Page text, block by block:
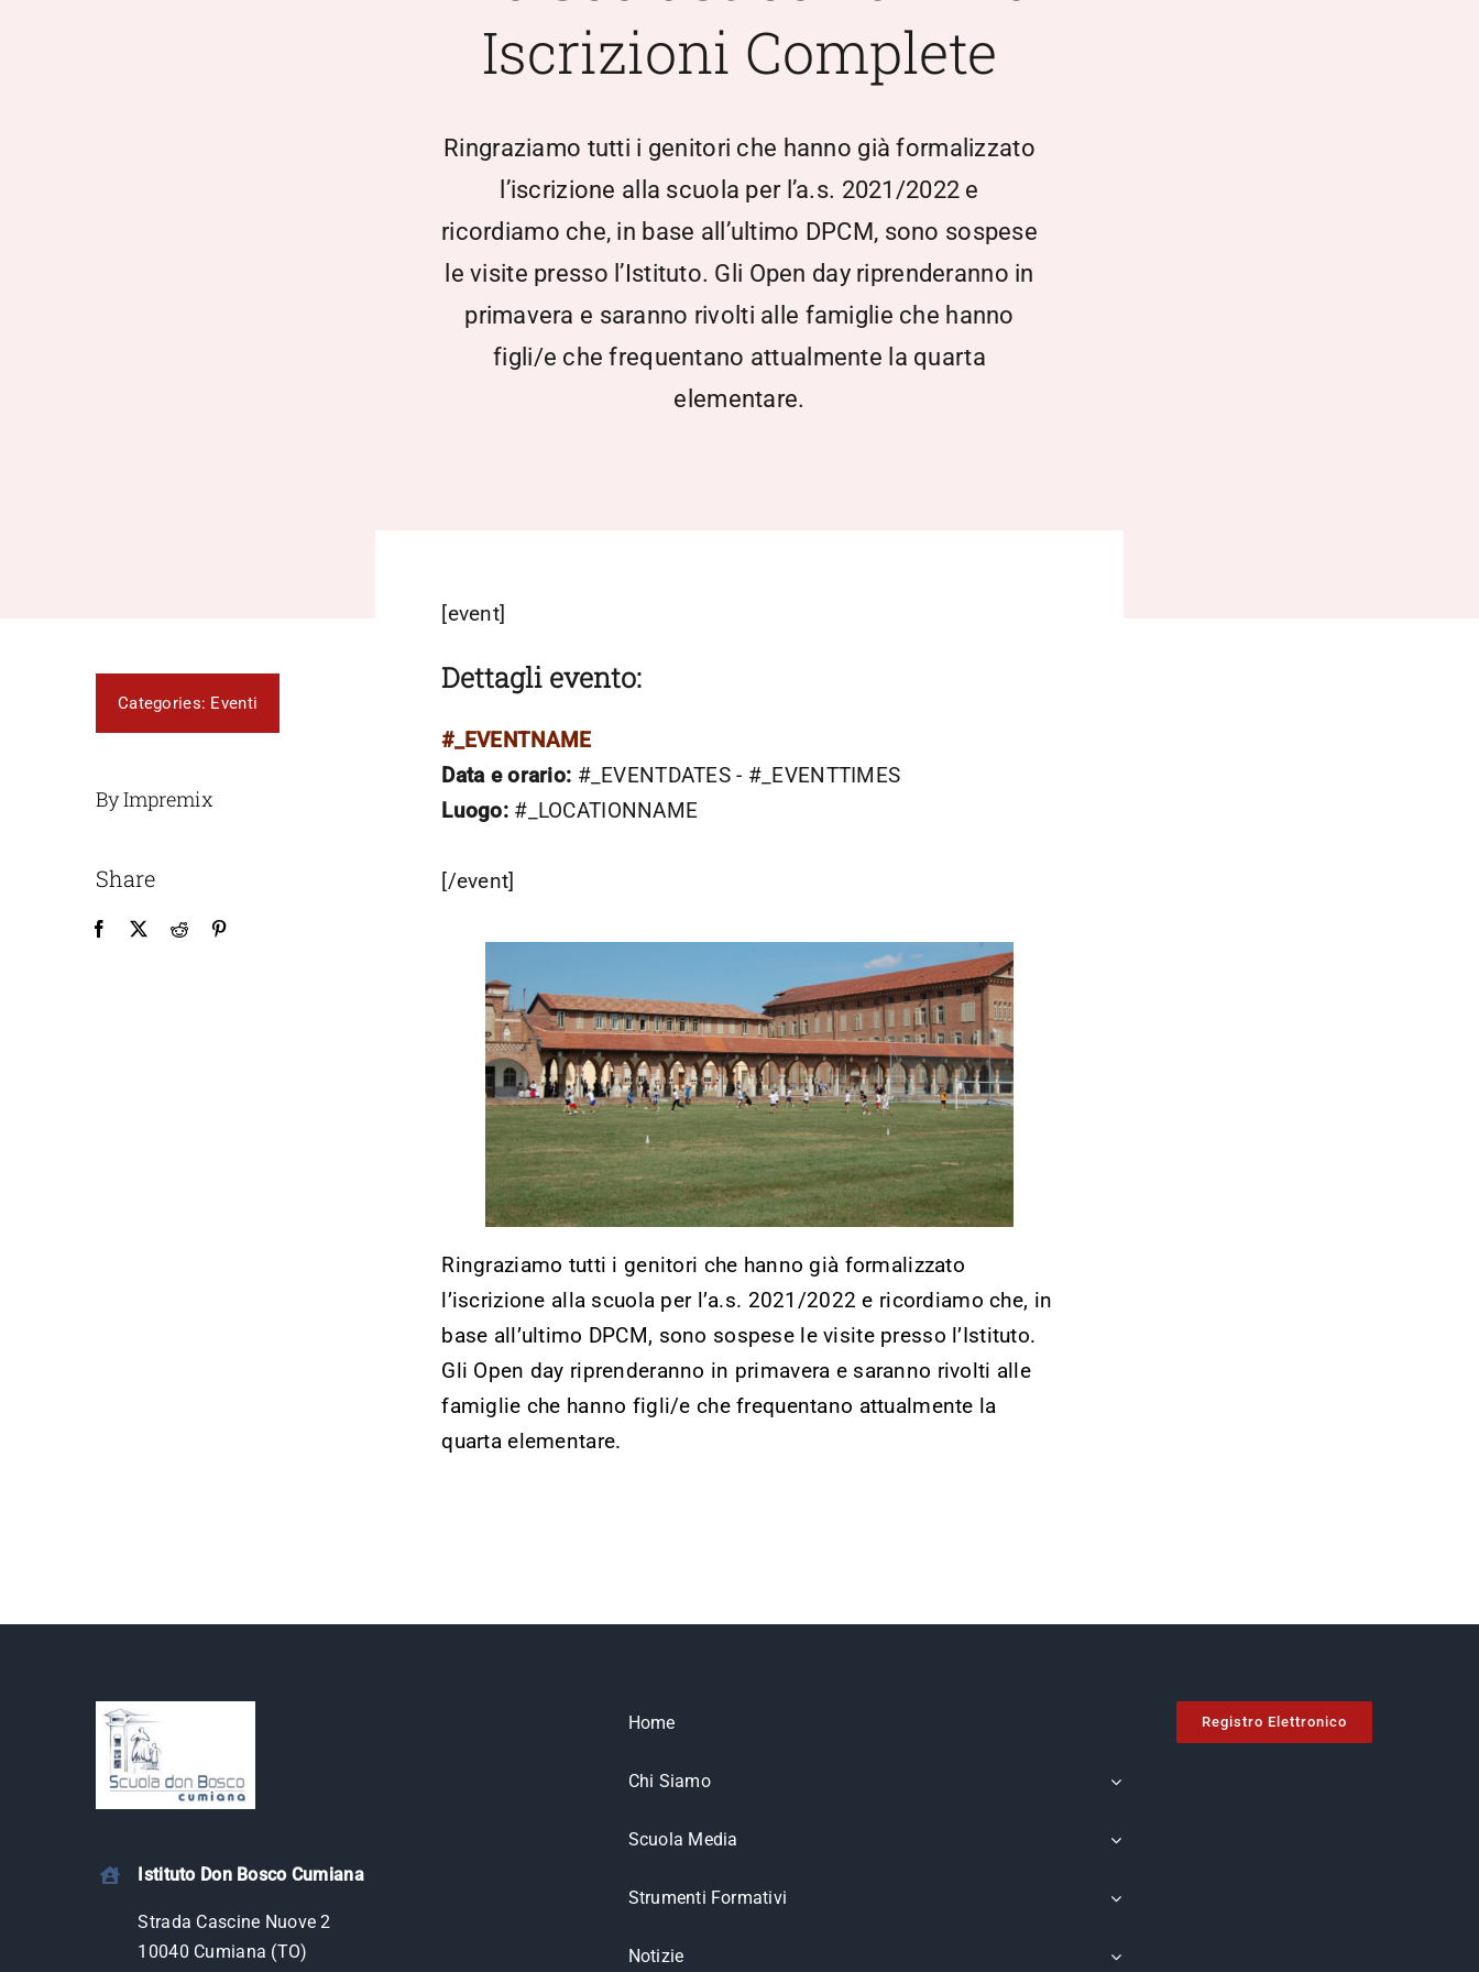
Iscrizioni Complete
Ringraziamo tutti i genitori che hanno già formalizzato
l’iscrizione alla scuola per l’a.s. 2021/2022 e
ricordiamo che, in base all’ultimo DPCM, sono sospese
le visite presso l’Istituto. Gli Open day riprenderanno in
primavera e saranno rivolti alle famiglie che hanno
figli/e che frequentano attualmente la quarta
elementare.
Categories: Eventi
By Impremix
Share
[event]
Dettagli evento:
#_EVENTNAME
Data e orario: #_EVENTDATES - #_EVENTTIMES
Luogo:#_LOCATIONNAME
[/event]
Ringraziamo tutti i genitori che hanno già formalizzato
l’iscrizione alla scuola per l’a.s. 2021/2022 e ricordiamo che, in
base all’ultimo DPCM, sono sospese le visite presso l’Istituto.
Gli Open day riprenderanno in primavera e saranno rivolti alle
famiglie che hanno figli/e che frequentano attualmente la
quarta elementare.
Istituto Don Bosco Cumiana
Strada Cascine Nuove 2
10040 Cumiana (TO)
Home
Chi Siamo
Scuola Media
Strumenti Formativi
Notizie
Registro Elettronico